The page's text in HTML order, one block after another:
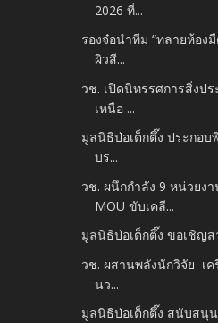
2026 ที่...
รองจ๋อนำทีม “ทลายห้อง
ผิวสี...
วช. เปิดนิทรรศการสิ่งป
เหนือ ...
มูลนิธิป่อเต็กตึ๊ง ประกอบ
บร...
วช. ผนึกกำลัง 9 หน่วยง
MOU ขับเคลื...
มูลนิธิป่อเต็กตึ๊ง ขอเชิญ
วช. ผสานพลังนักวิจัย–เ
นว...
มูลนิธิป่อเต็กตึ๊ง สนับสนุ